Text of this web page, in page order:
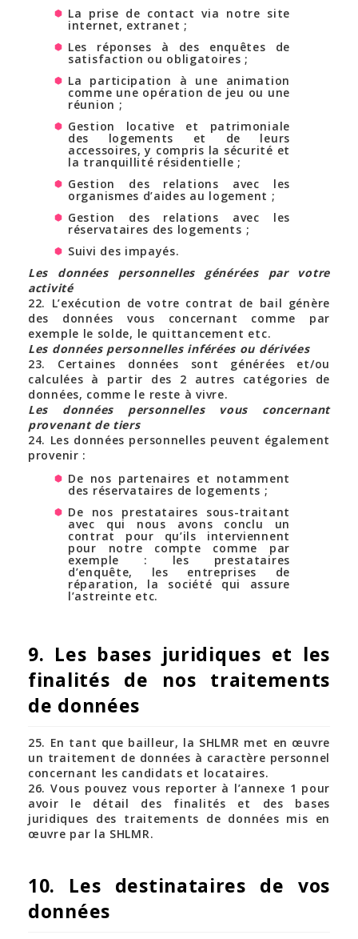
La prise de contact via notre site
internet, extranet ;
Les réponses à des enquêtes de
satisfaction ou obligatoires ;
La participation à une animation
comme une opération de jeu ou une
réunion ;
Gestion locative et patrimoniale
des logements et de leurs
accessoires, y compris la sécurité et
la tranquillité résidentielle ;
Gestion des relations avec les
organismes d’aides au logement ;
Gestion des relations avec les
réservataires des logements ;
Suivi des impayés.
Les données personnelles générées par votre
activité
22. L’exécution de votre contrat de bail génère
des données vous concernant comme par
exemple le solde, le quittancement etc.
Les données personnelles inférées ou dérivées
23. Certaines données sont générées et/ou
calculées à partir des 2 autres catégories de
données, comme le reste à vivre.
Les données personnelles vous concernant
provenant de tiers
24. Les données personnelles peuvent également
provenir :
De nos partenaires et notamment
des réservataires de logements ;
De nos prestataires sous-traitant
avec qui nous avons conclu un
contrat pour qu’ils interviennent
pour notre compte comme par
exemple : les prestataires
d’enquête, les entreprises de
réparation, la société qui assure
l’astreinte etc.
9. Les bases juridiques et les
finalités de nos traitements
de données
25. En tant que bailleur, la SHLMR met en œuvre
un traitement de données à caractère personnel
concernant les candidats et locataires.
26. Vous pouvez vous reporter à l’annexe 1 pour
avoir le détail des finalités et des bases
juridiques des traitements de données mis en
œuvre par la SHLMR.
10. Les destinataires de vos
données